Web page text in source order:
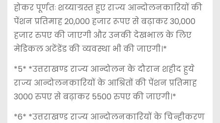
होकर पूर्णतः शय्याग्रस्त हुए राज्य आन्दोलनकारियों की
पेंशन प्रतिमाह 20,000 हजार रूपए से बढ़ाकर 30,000
हजार रुपए की जाएगी और उनकी देखभाल के लिए
मेडिकल अटेंडेंड की व्यवस्था भी की जाएगी।*
*5* *उत्तराखण्ड राज्य आन्दोलन के दौरान शहीद हुये
राज्य आन्दोलनकारियों के आश्रितों की पेंशन प्रतिमाह
3000 रुपए से बढ़ाकर 5500 रुपए की जाएगी।*
*6* *उत्तराखण्ड राज्य आन्दोलनकारियों के चिन्हीकरण